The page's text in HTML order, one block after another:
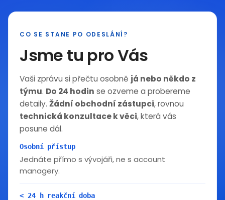
CO SE STANE PO ODESLÁNÍ?
Jsme tu pro Vás
Vaši zprávu si přečtu osobně já nebo někdo z
týmu. Do 24 hodin se ozveme a probereme
detaily.Žádní obchodní zástupci, rovnou
technická konzultace k věci, která vás
posune dál.
Osobní přístup
Jednáte přímo s vývojáři, ne s account
managery.
< 24 h reakční doba